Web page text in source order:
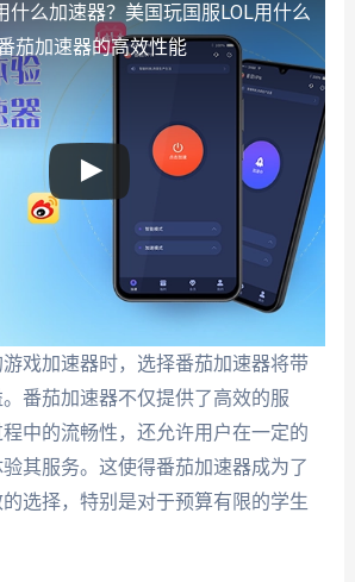
什么加速器？ 美国玩国服LOL用什么
茄加速器的高效性能
戏加速器时，选择番茄加速器将带
番茄加速器不仅提供了高效的服
中的流畅性，还允许用户在一定的
其服务。这使得番茄加速器成为了
选择，特别是对于预算有限的学生